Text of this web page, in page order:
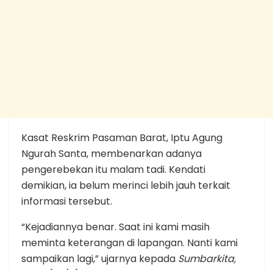
Kasat Reskrim Pasaman Barat, Iptu Agung
Ngurah Santa, membenarkan adanya
pengerebekan itu malam tadi. Kendati
demikian, ia belum merinci lebih jauh terkait
informasi tersebut.
“Kejadiannya benar. Saat ini kami masih
meminta keterangan di lapangan. Nanti kami
sampaikan lagi,” ujarnya kepada Sumbarkita,